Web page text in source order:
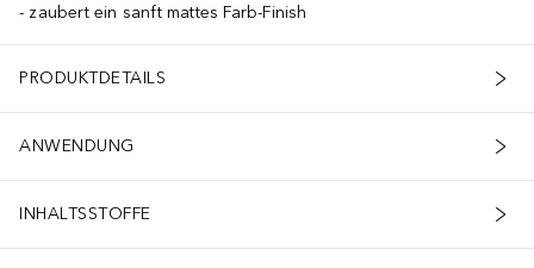
zaubert ein sanft mattes Farb-Finish
PRODUKTDETAILS
ANWENDUNG
INHALTSSTOFFE